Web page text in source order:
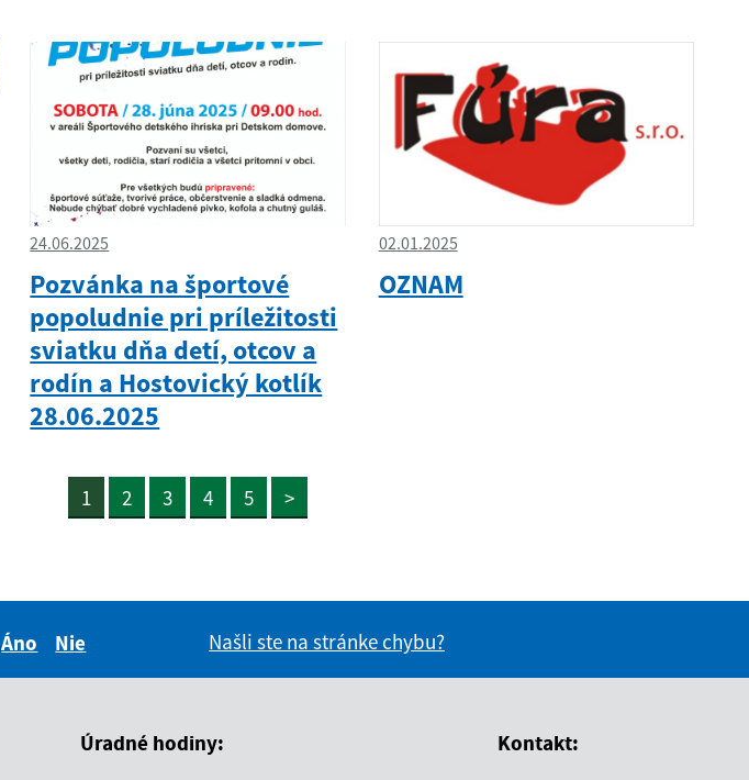
24.06.2025
Pozvánka na športové
popoludnie pri príležitosti
sviatku dňa detí, otcov a
rodín a Hostovický kotlík
28.06.2025
02.01.2025
OZNAM
1 2 3 4 5 >
Áno
Nie
Našli ste na stránke chybu?
Úradné hodiny: Kontakt: